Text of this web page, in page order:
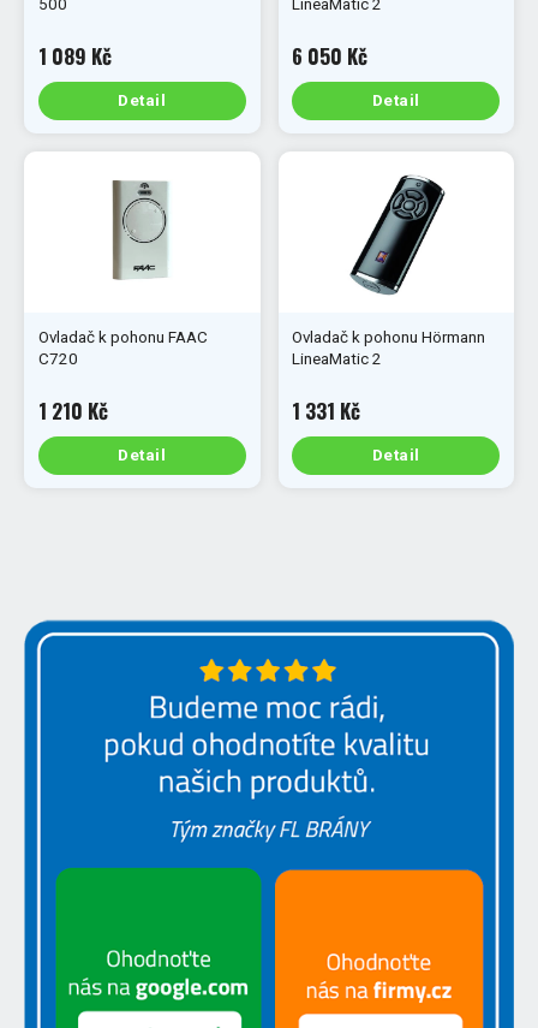
500
1 089 Kč
Detail
LineaMatic 2
6 050 Kč
Detail
Ovladač k pohonu FAAC
C720
1 210 Kč
Detail
Ovladač k pohonu Hörmann
LineaMatic 2
1 331 Kč
Detail